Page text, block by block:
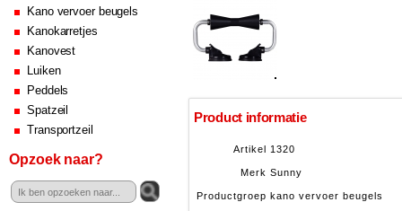
Kano vervoer beugels
Kanokarretjes
Kanovest
Luiken
Peddels
Spatzeil
Transportzeil
Opzoek naar?
Product informatie
Artikel 1320
Merk Sunny
Productgroep kano vervoer beugels